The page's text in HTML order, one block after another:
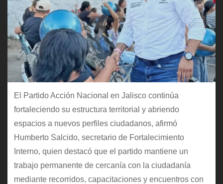
El Partido Acción Nacional en Jalisco continúa
fortaleciendo su estructura territorial y abriendo
espacios a nuevos perfiles ciudadanos, afirmó
Humberto Salcido, secretario de Fortalecimiento
Interno, quien destacó que el partido mantiene un
trabajo permanente de cercanía con la ciudadanía
mediante recorridos, capacitaciones y encuentros con